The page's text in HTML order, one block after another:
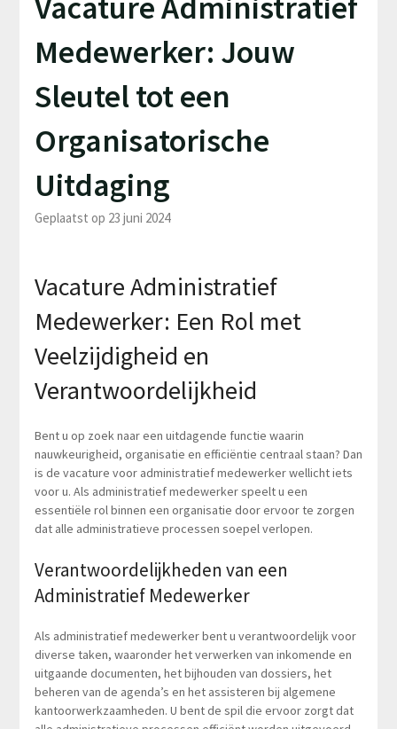
Medewerker: Jouw
Sleutel tot een
Organisatorische
Uitdaging
Geplaatst op 23 juni 2024
Vacature Administratief
Medewerker: Een Rol met
Veelzijdigheid en
Verantwoordelijkheid
Bent u op zoek naar een uitdagende functie waarin
nauwkeurigheid, organisatie en efficiëntie centraal staan? Dan
is de vacature voor administratief medewerker wellicht iets
voor u. Als administratief medewerker speelt u een
essentiële rol binnen een organisatie door ervoor te zorgen
dat alle administratieve processen soepel verlopen.
Verantwoordelijkheden van een
Administratief Medewerker
Als administratief medewerker bent u verantwoordelijk voor
diverse taken, waaronder het verwerken van inkomende en
uitgaande documenten, het bijhouden van dossiers, het
beheren van de agenda’s en het assisteren bij algemene
kantoorwerkzaamheden. U bent de spil die ervoor zorgt dat